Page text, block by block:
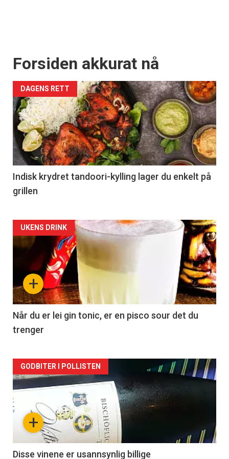
Forsiden akkurat nå
DAGENS RETT
Indisk krydret tandoori-kylling lager du enkelt på
grillen
Forsiden
akkurat
nå
-
2
+
UKENS DRINK
Når du er lei gin tonic, er en pisco sour det du
trenger
Forsiden
akkurat
nå
3
+
GODBITER I POLLISTEN
Disse vinene er usannsynlig billige